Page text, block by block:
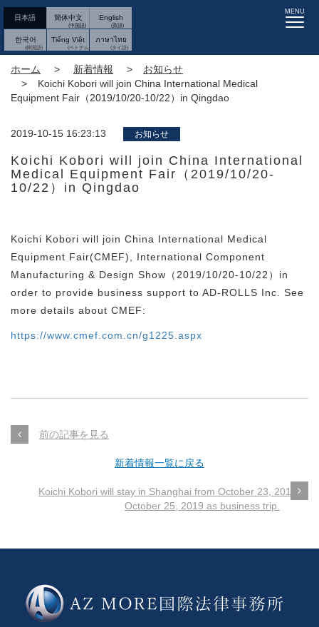
日本語 簡体中文 English
한국어 Tiếng Việt ภาษาไทย
MENU
ホーム 新着情報
お知らせ
Koichi Kobori will join China International Medical
Equipment Fair（2019/10/20-10/22）in Qingdao
2019-10-15 16:23:13 お知らせ
Koichi Kobori will join China International
Medical Equipment Fair（2019/10/20-
10/22）in Qingdao
Koichi Kobori will join China International Medical
Equipment Fair(CMEF), International Component
Manufacturing & Design Show（2019/10/20-10/22）in
order to provide business support to AD-ROLLS Inc. See
more details about CMEF:
https://www.cmef.com.cn/g1225.aspx
前の記事を見る
新着情報一覧に戻る
Koichi Kobori will stay in Shanghai from October 23, 2019 to
October 25, 2019 as business trip.